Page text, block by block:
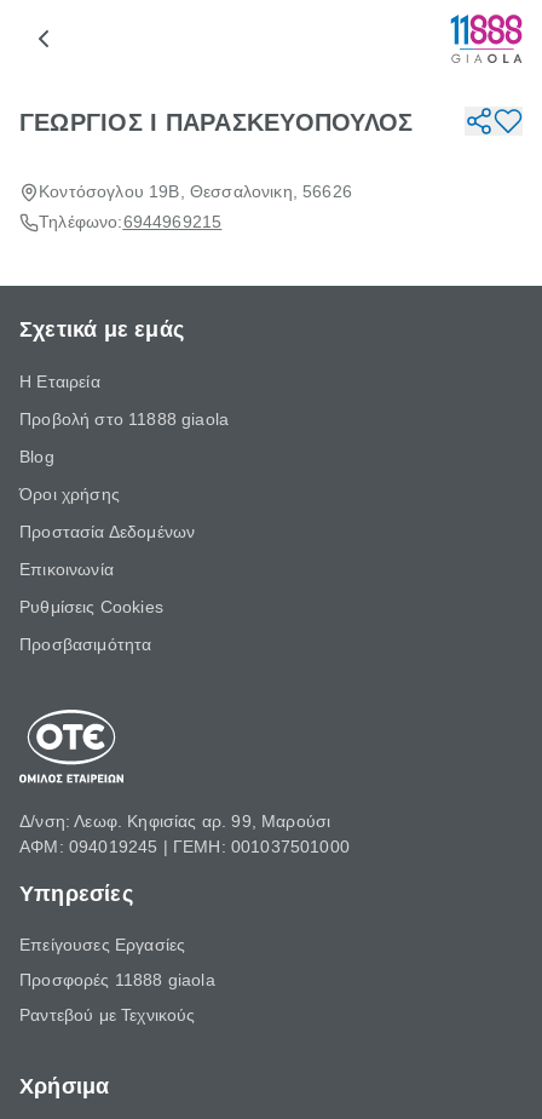
ΓΕΩΡΓΙΟΣ Ι ΠΑΡΑΣΚΕΥΟΠΟΥΛΟΣ
Κοντόσογλου 19Β, Θεσσαλονικη, 56626
Τηλέφωνο:6944969215
Σχετικά με εμάς
Η Εταιρεία
Προβολή στο 11888 giaola
Blog
Όροι χρήσης
Προστασία Δεδομένων
Επικοινωνία
Ρυθμίσεις Cookies
Προσβασιμότητα
Δ/νση: Λεωφ. Κηφισίας αρ. 99, Μαρούσι
ΑΦΜ: 094019245 | ΓΕΜΗ: 001037501000
Υπηρεσίες
Επείγουσες Εργασίες
Προσφορές 11888 giaola
Ραντεβού με Τεχνικούς
Χρήσιμα